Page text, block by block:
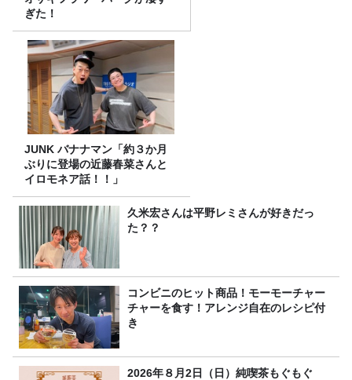
ぎた！
JUNK バナナマン「約３か月
ぶりに登場の近藤春菜さんと
イロモネア話！！」
久米宏さんは平野レミさんが好きだっ
た？？
コンビニのヒット商品！モーモーチャー
チャーを食す！アレンジ自在のレシピ付
き
2026年８月2日（日）純喫茶もぐもぐ